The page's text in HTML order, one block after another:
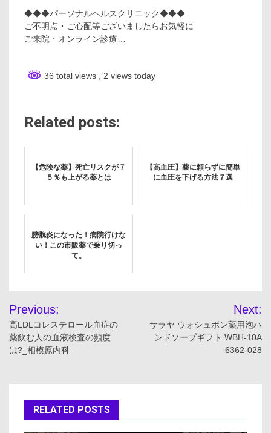
◆◆◆パーソナルヘルスクリニック◆◆◆
ご不明点・ご心配等ございましたらお気軽に
ご来院・オンライン診療…
36 total views , 2 views today
Related posts:
【危険な薬】死亡リスクが７
５％も上がる薬とは
【高血圧】薬に頼らずに簡単
に血圧を下げる方法７選
膀胱炎になった！病院行けな
い！この市販薬で乗り切っ
て。
投
稿
ナ
ゲ
ー
Previous:
高LDLコレステロール血症の
薬飲む人の血液検査の頻度
は?_相模原内科
Next:
サラヤ ウォシュボン薬用泡ハ
ンドソープギフト WBH-10A
6362-028
RELATED POSTS